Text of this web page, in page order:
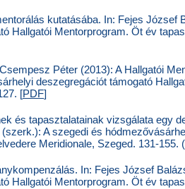
kutatásába. In: Fejes József
Hallgatói Mentorprogram. Öt év
Péter (2013): A Hallgatói
deszegregációt támogató
[PDF]
és tapasztalatainak vizsgálata egy
A szegedi és
Meridionale, Szeged. 131-155.
In: Fejes József
Hallgatói Mentorprogram. Öt év